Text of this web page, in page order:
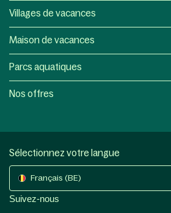
Villages de vacances
Maison de vacances
Parcs aquatiques
Nos offres
Sélectionnez votre langue
Français (BE)
Suivez-nous